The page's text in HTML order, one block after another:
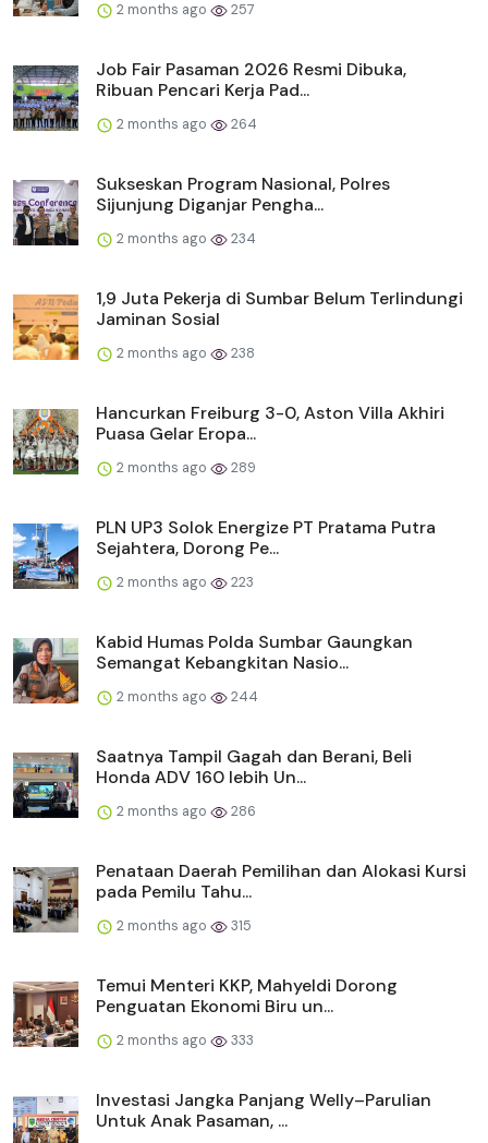
2 months ago 257
Job Fair Pasaman 2026 Resmi Dibuka,
Ribuan Pencari Kerja Pad...
2 months ago 264
Sukseskan Program Nasional, Polres
Sijunjung Diganjar Pengha...
2 months ago 234
1,9 Juta Pekerja di Sumbar Belum Terlindungi
Jaminan Sosial
2 months ago 238
Hancurkan Freiburg 3-0, Aston Villa Akhiri
Puasa Gelar Eropa...
2 months ago 289
PLN UP3 Solok Energize PT Pratama Putra
Sejahtera, Dorong Pe...
2 months ago 223
Kabid Humas Polda Sumbar Gaungkan
Semangat Kebangkitan Nasio...
2 months ago 244
Saatnya Tampil Gagah dan Berani, Beli
Honda ADV 160 lebih Un...
2 months ago 286
Penataan Daerah Pemilihan dan Alokasi Kursi
pada Pemilu Tahu...
2 months ago 315
Temui Menteri KKP, Mahyeldi Dorong
Penguatan Ekonomi Biru un...
2 months ago 333
Investasi Jangka Panjang Welly–Parulian
Untuk Anak Pasaman, ...